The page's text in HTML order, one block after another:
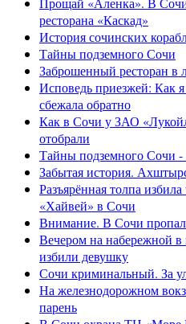
ресторана «Каскад»
История сочинских
Тайны подземного Сочи
Заброшенный ресторан в
Исповедь приезжей: Как
сбежала обратно
Как в Сочи у ЗАО
отобрали
Тайны подземного Сочи -
Забытая история.
Разъярённая толпа
«Хайвей» в Сочи
Внимание. В Сочи
Вечером на набережной в
избили девушку
Сочи криминальный. За
На железнодорожном
парень